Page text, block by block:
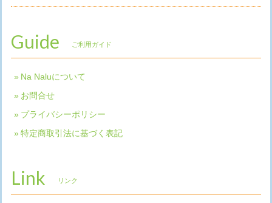
Guide ご利用ガイド
Na Naluについて
お問合せ
プライバシーポリシー
特定商取引法に基づく表記
Link リンク